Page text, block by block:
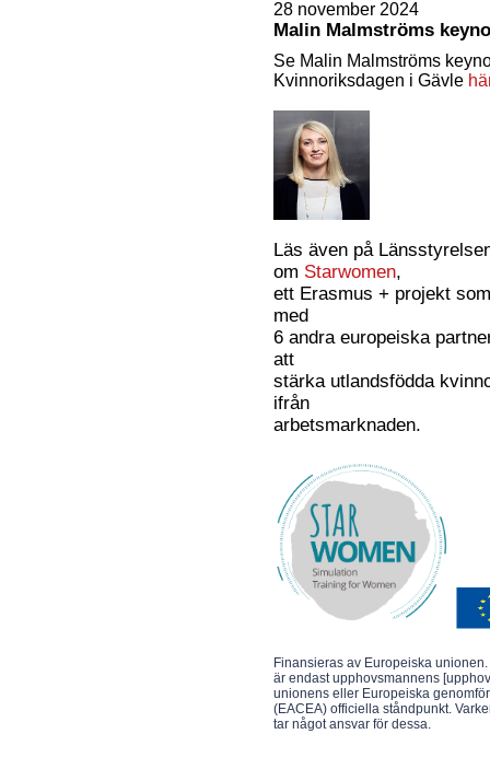
28 november 2024
Malin Malmströms
Se Malin Malmströms
Kvinnoriksdagen i Gävle
Läs även på
om Starwomen,
ett Erasmus + projekt
med
6 andra europeiska
att
stärka utlandsfödda
ifrån
arbetsmarknaden.
Finansieras av Europeiska
är endast upphovsmannens
unionens eller Europeiska
(EACEA) officiella ståndpunkt.
tar något ansvar för dessa.